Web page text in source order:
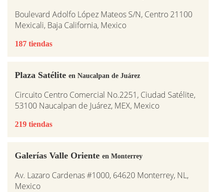
Boulevard Adolfo López Mateos S/N, Centro 21100
Mexicali, Baja California, Mexico
187 tiendas
Plaza Satélite en Naucalpan de Juárez
Circuito Centro Comercial No.2251, Ciudad Satélite,
53100 Naucalpan de Juárez, MEX, Mexico
219 tiendas
Galerías Valle Oriente en Monterrey
Av. Lazaro Cardenas #1000, 64620 Monterrey, NL,
Mexico